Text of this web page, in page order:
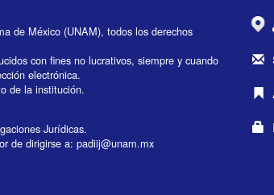
de México (UNAM), todos los derechos
con fines no lucrativos, siempre y cuando
electrónica.
de la institución.
Jurídicas.
de dirigirse a: padiij@unam.mx